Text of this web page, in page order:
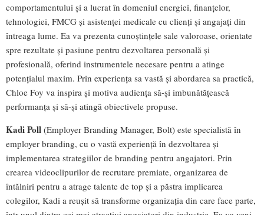
comportamentului și a lucrat în domeniul energiei, finanțelor,
tehnologiei, FMCG și asistenței medicale cu clienți și angajați din
întreaga lume. Ea va prezenta cunoștințele sale valoroase, orientate
spre rezultate și pasiune pentru dezvoltarea personală și
profesională, oferind instrumentele necesare pentru a atinge
potențialul maxim. Prin experiența sa vastă și abordarea sa practică,
Chloe Foy va inspira și motiva audiența să-și imbunătățească
performanța și să-și atingă obiectivele propuse.
Kadi Poll (Employer Branding Manager, Bolt) este specialistă în
employer branding, cu o vastă experiență în dezvoltarea și
implementarea strategiilor de branding pentru angajatori. Prin
crearea videoclipurilor de recrutare premiate, organizarea de
întălniri pentru a atrage talente de top și a păstra implicarea
colegilor, Kadi a reușit să transforme organizația din care face parte,